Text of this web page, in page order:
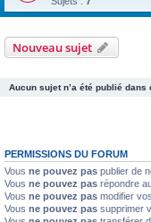
Nouveau sujet
Aucun sujet n’a été publié dans
PERMISSIONS DU FORUM
Vous ne pouvez pas publier de
Vous ne pouvez pas répondre
Vous ne pouvez pas modifier
Vous ne pouvez pas supprimer